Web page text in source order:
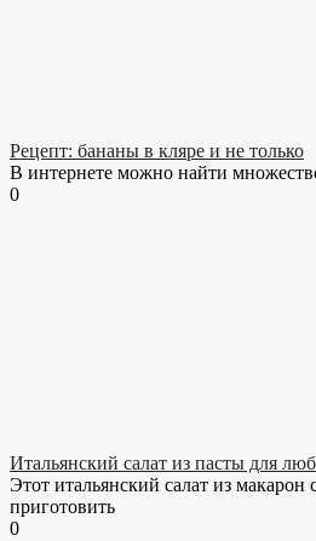
Рецепт: бананы в кляре и не только
В интернете можно найти
0
Итальянский салат из пасты для
Этот итальянский салат из
приготовить
0